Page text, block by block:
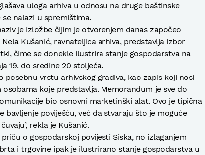
uloga arhiva u odnosu na druge baštinske
nalazi u spremištima.
je izložbe čijim je otvorenjem danas započeo
Kušanić, ravnateljica arhiva, predstavlja izbor
čime se donekle ilustrira stanje gospodarstva na
19. do sredine 20 stoljeća.
posebnu vrstu arhivskog gradiva, kao zapis koji nosi
koje predstavlja. Memorandum je sve do
bio osnovni marketinški alat. Ovo je tipična
bavljenje poviješću, već da stvaraju što je moguće
rekla je Kušanić.
o gospodarskoj povijesti Siska, no izlaganjem
i trgovine ipak je ilustrirano stanje gospodarstva u